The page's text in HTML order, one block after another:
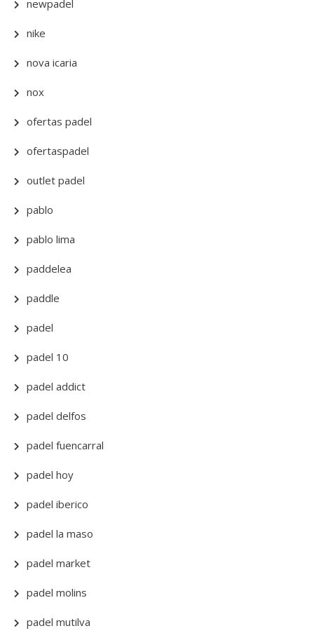
newpadel
nike
nova icaria
nox
ofertas padel
ofertaspadel
outlet padel
pablo
pablo lima
paddelea
paddle
padel
padel 10
padel addict
padel delfos
padel fuencarral
padel hoy
padel iberico
padel la maso
padel market
padel molins
padel mutilva